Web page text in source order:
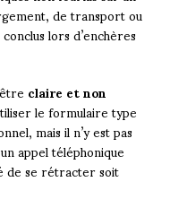
de transport ou
lors d’enchères
claire et non
le formulaire type
mais il n’y est pas
appel téléphonique
de se rétracter soit